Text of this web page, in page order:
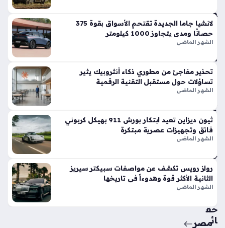
فو
قاً
في
الأ
س
وا
ق
الح
ة
منذ
أسب
وع
واح
حق
ائ
لانشيا جاما الجديدة تقتحم الأسواق بقوة 375
حصانًا ومدى يتجاوز 1000 كيلومتر
الشهر الماضي
تحذير مفاجئ من مطوري ذكاء أنثروبيك يثير
تساؤلات حول مستقبل التقنية الرقمية
الشهر الماضي
ثيون ديزاين تعيد ابتكار بورش 911 بهيكل كربوني
فائق وتجهيزات عصرية مبتكرة
الشهر الماضي
رولز رويس تكشف عن مواصفات سبيكتر سيريز
الثانية الأكثر قوة وهدوءاً في تاريخها
الشهر الماضي
مصر